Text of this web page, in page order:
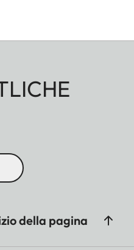
della pagina